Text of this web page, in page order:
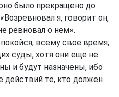
было прекращено до
я, говорит он,
ревновал о нем».
всему свое время;
суды, хотя они еще не
и будут назначены, ибо
действий те, кто должен